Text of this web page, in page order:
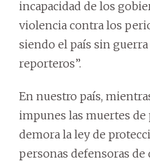
incapacidad de los
violencia contra los
siendo el país sin
reporteros”.
En nuestro país,
impunes las muertes de
demora la ley de
personas defensoras de